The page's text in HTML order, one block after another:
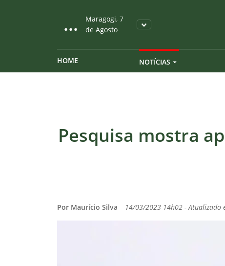
...
Maragogi, 7
de Agosto
HOME NOTÍCIAS
Pesquisa mostra
Por Maurício Silva 14/03/2023 14h02 - Atualizado